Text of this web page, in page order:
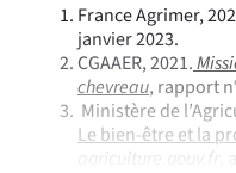
France Agrimer,
janvier 2023.
CGAAER, 2021.
chevreau, rapport
Ministère de
Le bien-être et la
agriculture.gouv.fr